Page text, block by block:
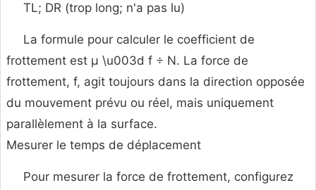
TL; DR (trop long; n'a pas lu)
La formule pour calculer le coefficient de
frottement est μ \u003d f ÷ N. La force de
frottement, f, agit toujours dans la direction opposée
du mouvement prévu ou réel, mais uniquement
parallèlement à la surface.
Mesurer le temps de déplacement
Pour mesurer la force de frottement, configurez